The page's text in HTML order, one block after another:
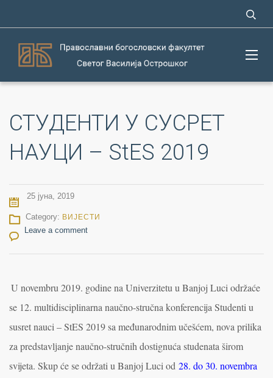
СТУДЕНТИ У СУСРЕТ
НАУЦИ – StES 2019
25 јуна, 2019
Category: ВИЈЕСТИ
Leave a comment
U novembru 2019. godine na Univerzitetu u Banjoj Luci održaće
se 12. multidisciplinarna naučno-stručna konferencija Studenti u
susret nauci – StES 2019 sa međunarodnim učešćem, nova prilika
za predstavlјanje naučno-stručnih dostignuća studenata širom
svijeta. Skup će se održati u Banjoj Luci od 28. do 30. novembra